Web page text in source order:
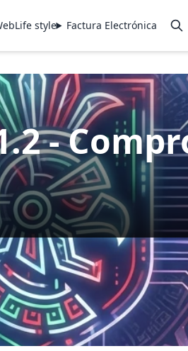
Life style Factura Electrónica
-